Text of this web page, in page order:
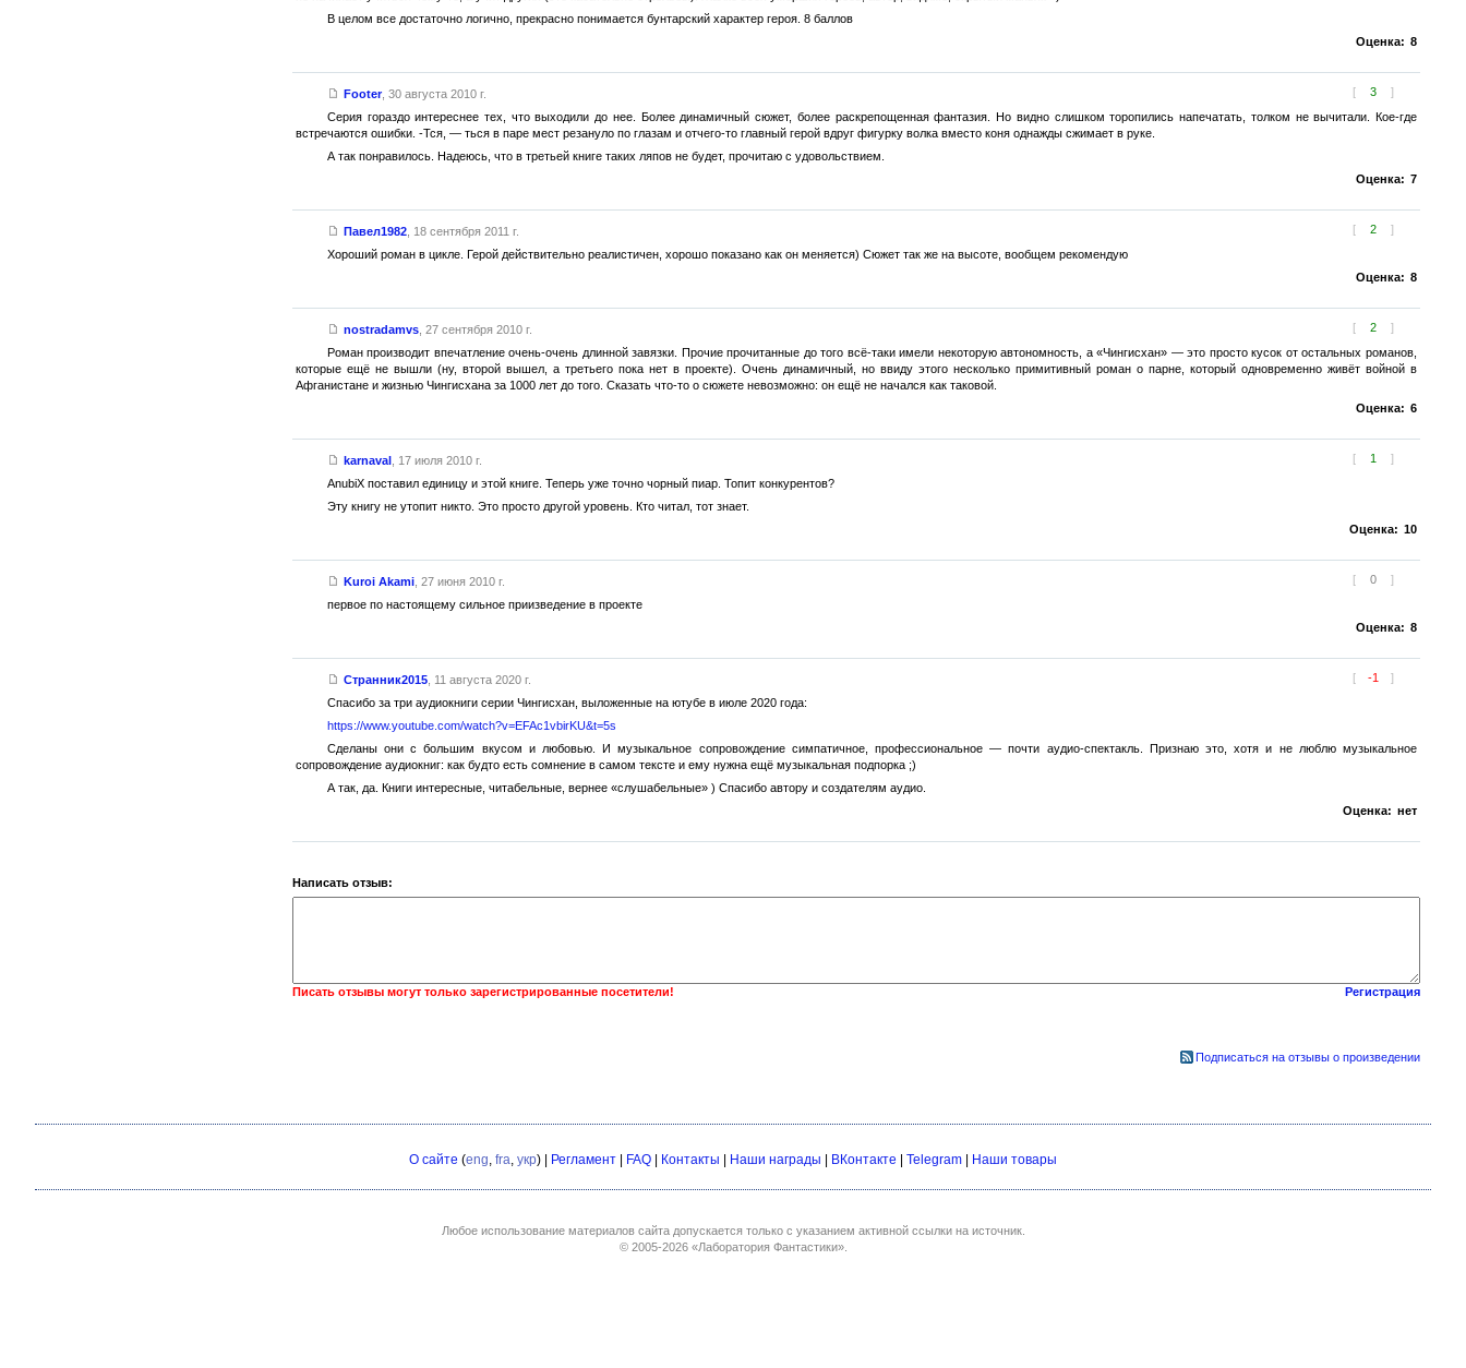
В целом все достаточно логично, прекрасно понимается бунтарский характер героя. 8 баллов
Оценка: 8
[ 3 ]
Footer, 30 августа 2010 г.
Серия гораздо интереснее тех, что выходили до нее. Более динамичный сюжет, более раскрепощенная фантазия. Но видно слишком торопились напечатать, толком не вычитали. Кое-где
встречаются ошибки. -Тся, — ться в паре мест резануло по глазам и отчего-то главный герой вдруг фигурку волка вместо коня однажды сжимает в руке.
А так понравилось. Надеюсь, что в третьей книге таких ляпов не будет, прочитаю с удовольствием.
Оценка: 7
[ 2 ]
Павел1982, 18 сентября 2011 г.
Хороший роман в цикле. Герой действительно реалистичен, хорошо показано как он меняется) Сюжет так же на высоте, вообщем рекомендую
Оценка: 8
[ 2 ]
nostradamvs, 27 сентября 2010 г.
Роман производит впечатление очень-очень длинной завязки. Прочие прочитанные до того всё-таки имели некоторую автономность, а «Чингисхан» — это просто кусок от остальных романов,
которые ещё не вышли (ну, второй вышел, а третьего пока нет в проекте). Очень динамичный, но ввиду этого несколько примитивный роман о парне, который одновременно живёт войной в
Афганистане и жизнью Чингисхана за 1000 лет до того. Сказать что-то о сюжете невозможно: он ещё не начался как таковой.
Оценка: 6
[ 1 ]
karnaval, 17 июля 2010 г.
AnubiX поставил единицу и этой книге. Теперь уже точно чорный пиар. Топит конкурентов?
Эту книгу не утопит никто. Это просто другой уровень. Кто читал, тот знает.
Оценка: 10
[ 0 ]
Kuroi Akami, 27 июня 2010 г.
первое по настоящему сильное приизведение в проекте
Оценка: 8
[ -1 ]
Странник2015, 11 августа 2020 г.
Спасибо за три аудиокниги серии Чингисхан, выложенные на ютубе в июле 2020 года:
https://www.youtube.com/watch?v=EFAc1vbirKU&t=5s
Сделаны они с большим вкусом и любовью. И музыкальное сопровождение симпатичное, профессиональное — почти аудио-спектакль. Признаю это, хотя и не люблю музыкальное
сопровождение аудиокниг: как будто есть сомнение в самом тексте и ему нужна ещё музыкальная подпорка ;)
А так, да. Книги интересные, читабельные, вернее «слушабельные» ) Спасибо автору и создателям аудио.
Оценка: нет
Написать отзыв:
Писать отзывы могут только зарегистрированные посетители! Регистрация
Подписаться на отзывы о произведении
О сайте (eng, fra, укр) | Регламент FAQ Контакты Наши награды ВКонтакте Telegram Наши товары
Любое использование материалов сайта допускается только с указанием активной ссылки на источник.
© 2005-2026 «Лаборатория Фантастики».